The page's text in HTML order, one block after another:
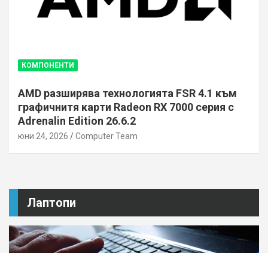
КОМПОНЕНТИ
AMD разширява технологията FSR 4.1 към
графичнитя карти Radeon RX 7000 серия с
Adrenalin Edition 26.6.2
юни 24, 2026 Computer Team
Лаптопи